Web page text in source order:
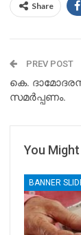
Share
PREV POST
കെ.
സമർപ്പണം.
You
BANNER